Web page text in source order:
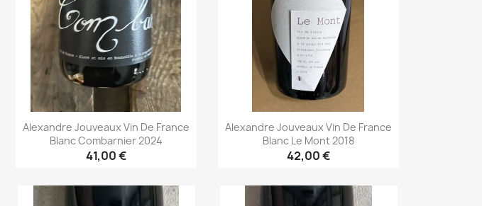
Alexandre Jouveaux Vin De France
Blanc Combarnier 2024
41,00 €
Aperçu rapide
Alexandre Jouveaux Vin De France
Blanc Le Mont 2018
42,00 €
Aperçu rapide